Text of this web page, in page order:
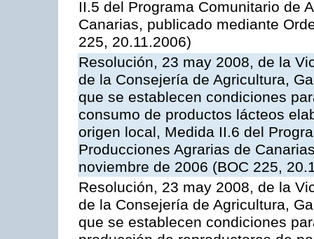
II.5 del Programa Comunitario de
Canarias, publicado mediante
225, 20.11.2006)
Resolución, 23 may 2008, de la
de la Consejería de Agricultura,
que se establecen condiciones
consumo de productos lácteos
origen local, Medida II.6 del
Producciones Agrarias de
noviembre de 2006 (BOC 225,
Resolución, 23 may 2008, de la
de la Consejería de Agricultura,
que se establecen condiciones